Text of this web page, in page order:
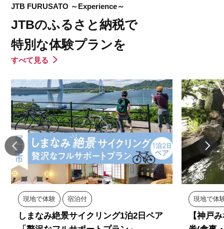
JTB FURUSATO ～Experience～
JTBのふるさと納税で
特別な体験プランを
すべて見る
現地で体験 宿泊付
しまなみ絶景サイクリング1泊2日ペア
現地で体
【神戸